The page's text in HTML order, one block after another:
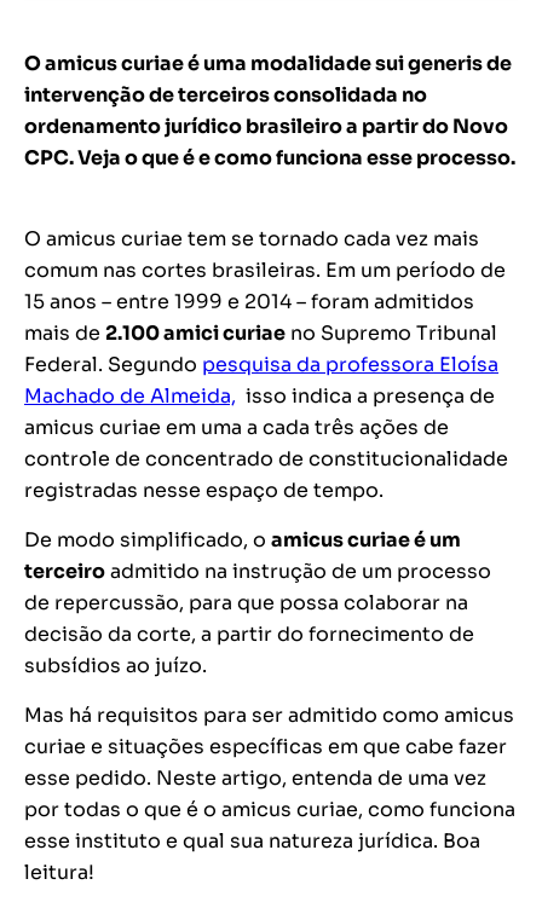
O amicus curiae é uma modalidade sui generis de
intervenção de terceiros consolidada no
ordenamento jurídico brasileiro a partir do Novo
CPC. Veja o que é e como funciona esse processo.
O amicus curiae tem se tornado cada vez mais
comum nas cortes brasileiras. Em um período de
15 anos – entre 1999 e 2014 – foram admitidos
mais de 2.100 amici curiae no Supremo Tribunal
Federal. Segundo pesquisa da professora Eloísa
Machado de Almeida, isso indica a presença de
amicus curiae em uma a cada três ações de
controle de concentrado de constitucionalidade
registradas nesse espaço de tempo.
De modo simplificado, o amicus curiae é um
terceiroadmitido na instrução de um processo
de repercussão, para que possa colaborar na
decisão da corte, a partir do fornecimento de
subsídios ao juízo.
Mas há requisitos para ser admitido como amicus
curiae e situações específicas em que cabe fazer
esse pedido. Neste artigo, entenda de uma vez
por todas o que é o amicus curiae, como funciona
esse instituto e qual sua natureza jurídica. Boa
leitura!